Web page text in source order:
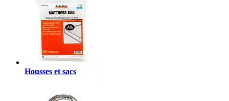
Housses et sacs